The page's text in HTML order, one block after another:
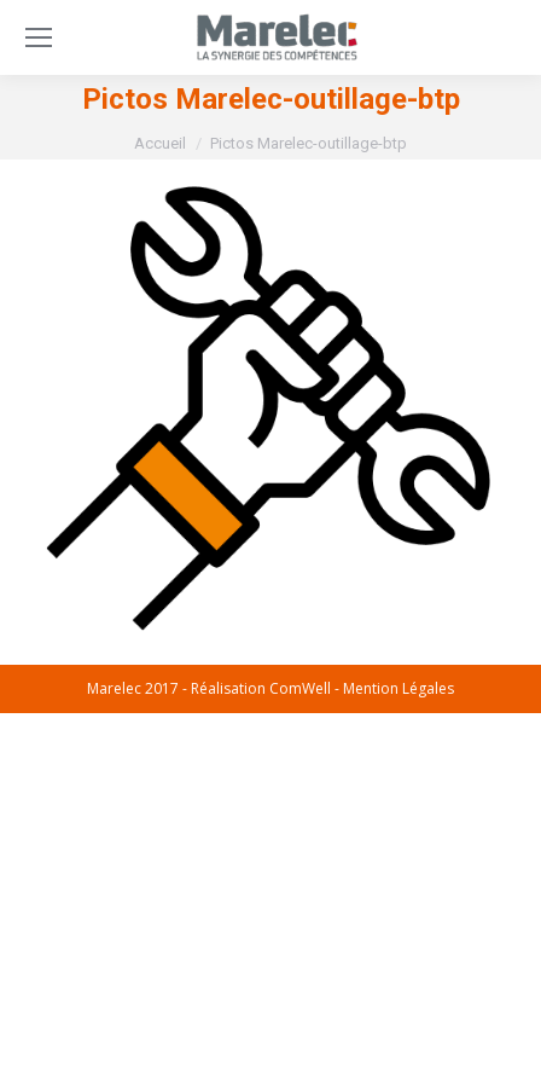
Pictos Marelec-outillage-btp
Vous êtes ici :
Accueil Pictos Marelec-outillage-btp
Marelec 2017 - Réalisation ComWell - Mention Légales